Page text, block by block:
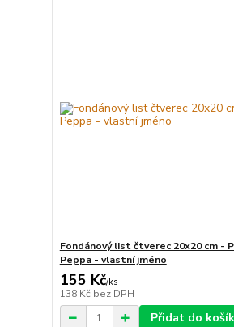
Fondánový list čtverec 20x20 cm -
Peppa - vlastní jméno
155 Kč/ks
138 Kč bez DPH
Přidat do